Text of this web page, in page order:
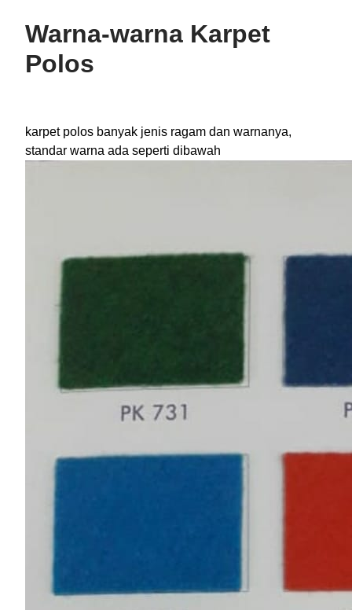
Warna-warna Karpet
Polos
karpet polos banyak jenis ragam dan warnanya,
standar warna ada seperti dibawah